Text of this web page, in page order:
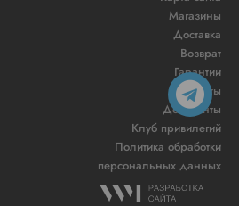
Магазины
Доставка
Возврат
Гарантии
Контакты
Документы
Клуб привилегий
Политика обработки
персональных данных